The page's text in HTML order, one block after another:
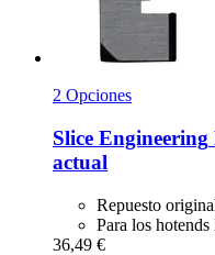
2 Opciones
Slice Engineering
actual
Repuesto
Para los
36,49 €